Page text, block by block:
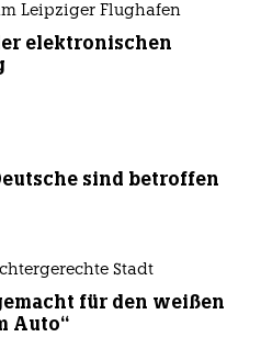
Leipziger Flughafen
elektronischen
sind betroffen
Stadt
für den weißen
Auto“